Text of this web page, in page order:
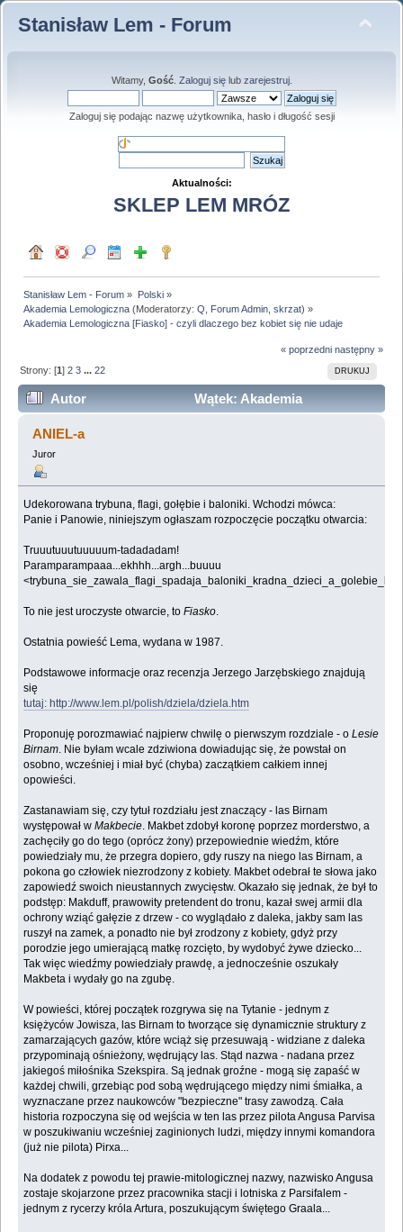
Stanisław Lem - Forum
Witamy, Gość. Zaloguj sięlub zarejestruj.
Zaloguj się podając nazwę użytkownika, hasło i długość sesji
Aktualności:
SKLEP LEM MRÓZ
Stanisław Lem - Forum » Polski»
Akademia Lemologiczna (Moderatorzy:Q Forum Admin ,skrzat) »
Akademia Lemologiczna [Fiasko] - czyli dlaczego bez kobiet się nie udaje
« poprzedni następny »
DRUKUJ
Strony: [1]2 3 ...22
Autor
Wątek: Akademia
Lemologiczna [Fiasko] - czyli dlaczego bez kobiet się
nie udaje (Przeczytany 1300968 razy)
ANIEL-a
Juror
Udekorowana trybuna, flagi, gołębie i baloniki. Wchodzi mówca:
Panie i Panowie, niniejszym ogłaszam rozpoczęcie początku otwarcia:
Truuutuuutuuuuum-tadadadam!
Paramparampaaa...ekhhh...argh...buuuu
To nie jest uroczyste otwarcie, toFiasko.
Ostatnia powieść Lema, wydana w 1987.
Podstawowe informacje oraz recenzja Jerzego Jarzębskiego znajdują
się
tutaj: http://www.lem.pl/polish/dziela/dziela.htm
Proponuję porozmawiać najpierw chwilę o pierwszym rozdziale - oLesie
Birnam. Nie byłam wcale zdziwiona dowiadując się, że powstał on
osobno, wcześniej i miał być (chyba) zaczątkiem całkiem innej
opowieści.
Zastanawiam się, czy tytuł rozdziału jest znaczący - las Birnam
występował wMakbecie. Makbet zdobył koronę poprzez morderstwo, a
zachęciły go do tego (oprócz żony) przepowiednie wiedźm, które
powiedziały mu, że przegra dopiero, gdy ruszy na niego las Birnam, a
pokona go człowiek niezrodzony z kobiety. Makbet odebrał te słowa jako
zapowiedź swoich nieustannych zwycięstw. Okazało się jednak, że był to
podstęp: Makduff, prawowity pretendent do tronu, kazał swej armii dla
ochrony wziąć gałęzie z drzew - co wyglądało z daleka, jakby sam las
ruszył na zamek, a ponadto nie był zrodzony z kobiety, gdyż przy
porodzie jego umierającą matkę rozcięto, by wydobyć żywe dziecko...
Tak więc wiedźmy powiedziały prawdę, a jednocześnie oszukały
Makbeta i wydały go na zgubę.
W powieści, której początek rozgrywa się na Tytanie - jednym z
księżyców Jowisza, las Birnam to tworzące się dynamicznie struktury z
zamarzających gazów, które wciąż się przesuwają - widziane z daleka
przypominają ośnieżony, wędrujący las. Stąd nazwa - nadana przez
jakiegoś miłośnika Szekspira. Są jednak groźne - mogą się zapaść w
każdej chwili, grzebiąc pod sobą wędrującego między nimi śmiałka, a
wyznaczane przez naukowców "bezpieczne" trasy zawodzą. Cała
historia rozpoczyna się od wejścia w ten las przez pilota Angusa Parvisa
w poszukiwaniu wcześniej zaginionych ludzi, między innymi komandora
(już nie pilota) Pirxa...
Na dodatek z powodu tej prawie-mitologicznej nazwy, nazwisko Angusa
zostaje skojarzone przez pracownika stacji i lotniska z Parsifalem -
jednym z rycerzy króla Artura, poszukującym świętego Graala...